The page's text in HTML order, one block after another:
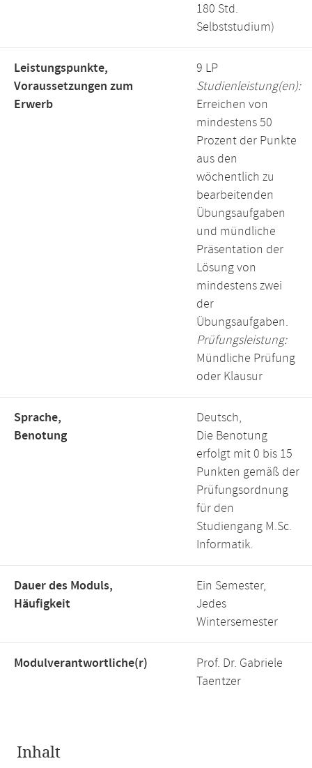
180 Std.
Selbststudium)
Leistungspunkte,
Voraussetzungen zum
Erwerb
9 LP
Studienleistung(en):
Erreichen von
mindestens 50
Prozent der Punkte
aus den
wöchentlich zu
bearbeitenden
Übungsaufgaben
und mündliche
Präsentation der
Lösung von
mindestens zwei
der
Übungsaufgaben.
Prüfungsleistung:
Mündliche Prüfung
oder Klausur
Sprache,
Benotung
Deutsch,
Die Benotung
erfolgt mit 0 bis 15
Punkten gemäß der
Prüfungsordnung
für den
Studiengang M.Sc.
Informatik.
Dauer des Moduls,
Häufigkeit
Ein Semester,
Jedes
Wintersemester
Modulverantwortliche(r)
Prof. Dr. Gabriele
Taentzer
Inhalt